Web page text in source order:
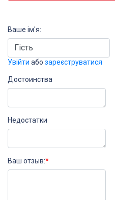
Ваше ім'я:
Увійти або зареєструватися
Достоинства
Недостатки
Ваш отзыв:*